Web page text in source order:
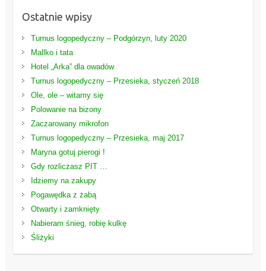
Ostatnie wpisy
Turnus logopedyczny – Podgórzyn, luty 2020
Mallko i tata
Hotel „Arka” dla owadów
Turnus logopedyczny – Przesieka, styczeń 2018
Ole, ole – witamy się
Polowanie na bizony
Zaczarowany mikrofon
Turnus logopedyczny – Przesieka, maj 2017
Maryna gotuj pierogi !
Gdy rozliczasz PIT …
Idziemy na zakupy
Pogawędka z żabą
Otwarty i zamknięty
Nabieram śnieg, robię kulkę
Śliżyki